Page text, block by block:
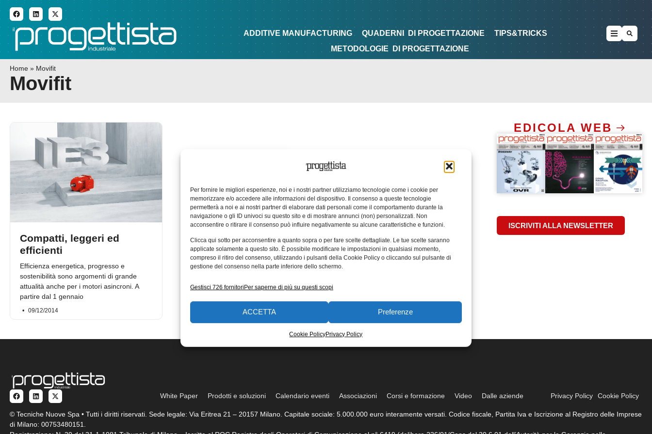
Per fornire le migliori esperienze, noi e i nostri partner utilizziamo tecnologie come i cookie per
memorizzare e/o accedere alle informazioni del dispositivo. Il consenso a queste tecnologie
permetterà a noi e ai nostri partner di elaborare dati personali come il comportamento durante la
navigazione o gli ID univoci su questo sito e di mostrare annunci (non) personalizzati. Non
acconsentire o ritirare il consenso può influire negativamente su alcune caratteristiche e funzioni.
Clicca qui sotto per acconsentire a quanto sopra o per fare scelte dettagliate. Le tue scelte saranno
applicate solamente a questo sito. È possibile modificare le impostazioni in qualsiasi momento,
compreso il ritiro del consenso, utilizzando i pulsanti della Cookie Policy o cliccando sul pulsante di
gestione del consenso nella parte inferiore dello schermo.
Gestisci 726 fornitoriPer saperne di più su questi scopi
ACCETTA Preferenze
Cookie PolicyPrivacy Policy
ADDITIVE MANUFACTURING QUADERNI DI PROGETTAZIONE TIPS&TRICKS METODOLOGIE DI PROGETTAZIONE
ADDITIVE MANUFACTURING QUADERNI DI PROGETTAZIONE
TIPS&TRICKS
METODOLOGIE
DI PROGETTAZIONE
Home » Movifit
Movifit
Compatti, leggeri ed
efficienti
Efficienza energetica, progresso e
sostenibilità sono argomenti di grande
attualità anche per i motori asincroni. A
partire dal 1 gennaio
09/12/2014
EDICOLA WEB
ISCRIVITI ALLA NEWSLETTER
White Paper Prodotti e soluzioni Calendario eventi Associazioni Corsi e formazione Video Dalle aziende Privacy Policy Cookie Policy
© Tecniche Nuove Spa • Tutti i diritti riservati. Sede legale: Via Eritrea 21 – 20157 Milano. Capitale sociale: 5.000.000 euro interamente versati. Codice fiscale, Partita Iva e Iscrizione al Registro delle Imprese
di Milano: 00753480151.